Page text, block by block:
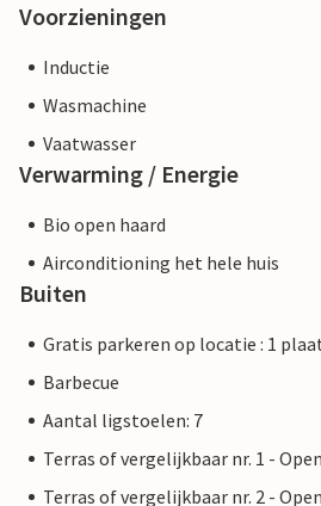
Voorzieningen
Inductie
Wasmachine
Vaatwasser
Verwarming / Energie
Bio open haard
Airconditioning het hele huis
Buiten
Gratis parkeren op locatie : 1
Barbecue
Aantal ligstoelen: 7
Terras of vergelijkbaar nr. 1 -
Terras of vergelijkbaar nr. 2 -